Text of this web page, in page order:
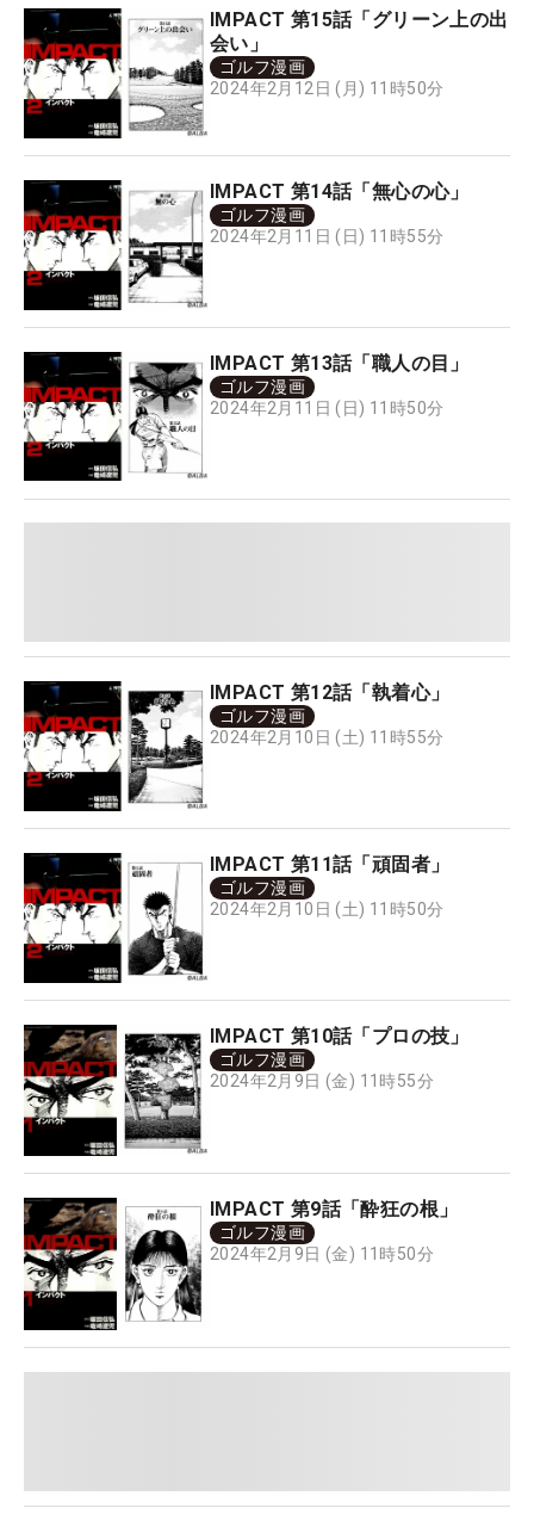
IMPACT 第15話「グリーン上の出
会い」
ゴルフ漫画
2024年2月12日 (月) 11時50分
IMPACT 第14話「無心の心」
ゴルフ漫画
2024年2月11日 (日) 11時55分
IMPACT 第13話「職人の目」
ゴルフ漫画
2024年2月11日 (日) 11時50分
IMPACT 第12話「執着心」
ゴルフ漫画
2024年2月10日 (土) 11時55分
IMPACT 第11話「頑固者」
ゴルフ漫画
2024年2月10日 (土) 11時50分
IMPACT 第10話「プロの技」
ゴルフ漫画
2024年2月9日 (金) 11時55分
IMPACT 第9話「酔狂の根」
ゴルフ漫画
2024年2月9日 (金) 11時50分